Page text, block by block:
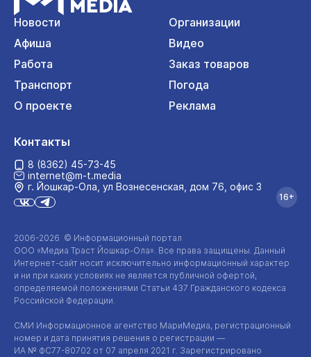
Новости
Организации
Афиша
Видео
Работа
Заказ товаров
Транспорт
Погода
О проекте
Реклама
2006-2026 © Информационный портал
ООО «Медиа Траст Йошкар-Ола». Все права защищены. Данный
Интернет-сайт носит исключительно информационный характер
и ни при каких условиях не является публичной офертой,
определяемой положениями Статьи 437 Гражданского кодекса
Российской Федерации.
СМИ Информационное агентство МариМедиа, регистрационный
номер и дата принятия решения о регистрации —
ИА № ФС77-80702 от 07 апреля 2021 г. Зарегистрировано
Контакты
8 (8362) 45-73-45
internet@m-t.media
г. Йошкар‑Ола, ул Вознесенская, дом 76, офис 3
16+